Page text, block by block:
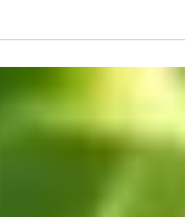
costantemente studiato le